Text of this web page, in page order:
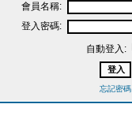
會員名稱:
登入密碼:
自動登入:
忘記密碼